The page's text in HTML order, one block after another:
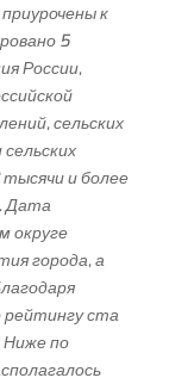
к
5
России,
сельских
и более
Дата
округе
города, а
рейтингу ста
Ниже по